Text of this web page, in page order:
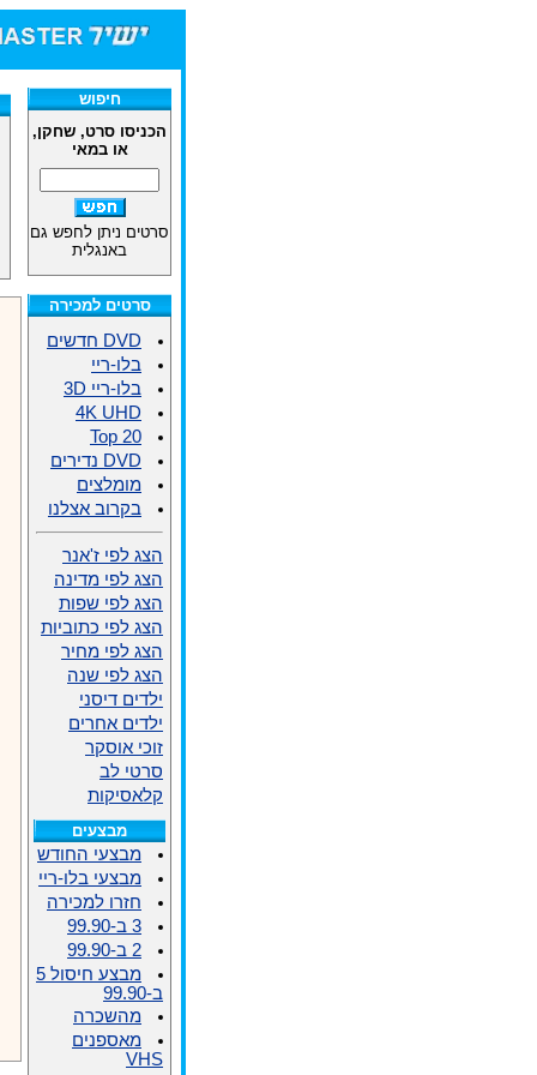
חיפוש
הכניסו סרט, שחקן,
או במאי
סרטים ניתן לחפש גם
באנגלית
סרטים למכירה
DVD חדשים
בלו-ריי
בלו-ריי 3D
4K UHD
Top 20
DVD נדירים
מומלצים
בקרוב אצלנו
הצג לפי ז'אנר
הצג לפי מדינה
הצג לפי שפות
הצג לפי כתוביות
הצג לפי מחיר
הצג לפי שנה
ילדים דיסני
ילדים אחרים
זוכי אוסקר
סרטי לב
קלאסיקות
מבצעים
מבצעי החודש
מבצעי בלו-ריי
חזרו למכירה
3 ב-99.90
2 ב-99.90
מבצע חיסול 5
ב-99.90
מהשכרה
מאספנים
VHS